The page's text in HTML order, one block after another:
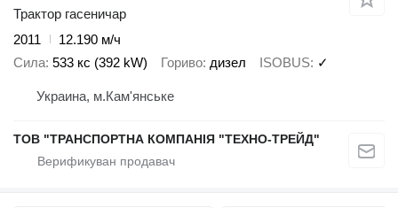
Трактор гасеничар
2011
12.190 м/ч
Сила 533 кс (392 kW) Гориво дизел ISOBUS ✓
Украина, м.Кам'янське
ТОВ "ТРАНСПОРТНА КОМПАНІЯ "ТЕХНО-ТРЕЙД"